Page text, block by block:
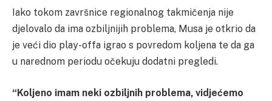
Iako tokom završnice regionalnog takmičenja nije
djelovalo da ima ozbiljnijih problema, Musa je otkrio da
je veći dio play-offa igrao s povredom koljena te da ga
u narednom periodu očekuju dodatni pregledi.
“Koljeno imam neki ozbiljnih problema, vidjećemo